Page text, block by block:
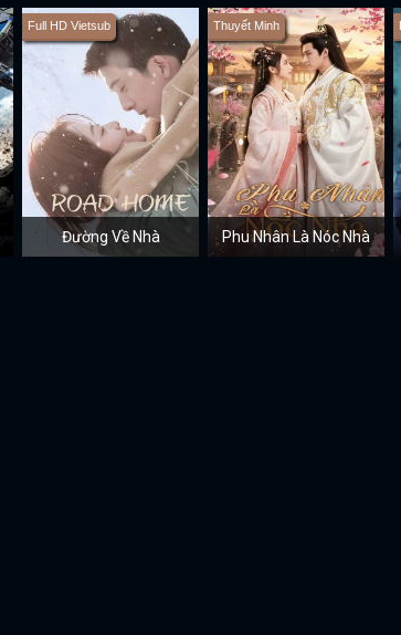
Full HD Vietsub
Đường Về Nhà
Thuyết Minh
Phu Nhân Là Nóc Nhà